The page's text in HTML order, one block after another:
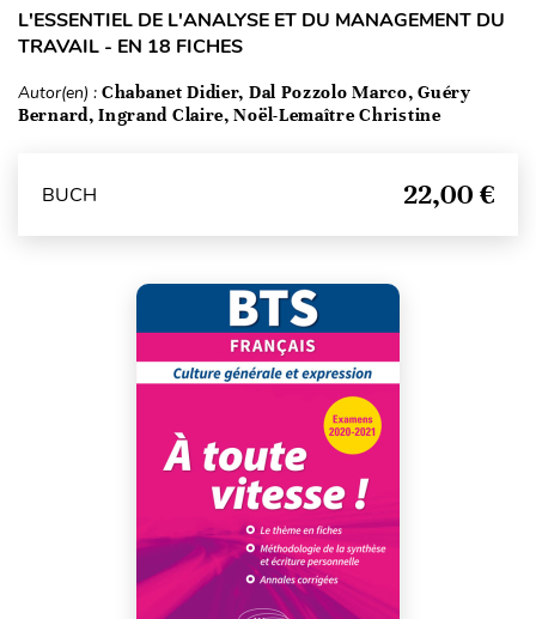
L'ESSENTIEL DE L'ANALYSE ET DU MANAGEMENT DU
TRAVAIL - EN 18 FICHES
Autor(en) : Chabanet Didier, Dal Pozzolo Marco, Guéry
Bernard, Ingrand Claire, Noël-Lemaître Christine
BUCH 22,00 €